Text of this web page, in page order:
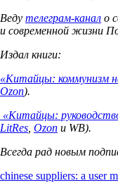
Веду телеграм-канал о
и современной жизни
Издал книги:
«Китайцы: коммунизм
Ozon).
«Китайцы:
LitRes Ozon и WB).
Всегда рад новым
chinese suppliers: a user